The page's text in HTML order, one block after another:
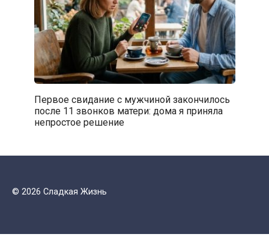
Первое свидание с мужчиной закончилось
после 11 звонков матери: дома я приняла
непростое решение
© 2026 Сладкая Жизнь